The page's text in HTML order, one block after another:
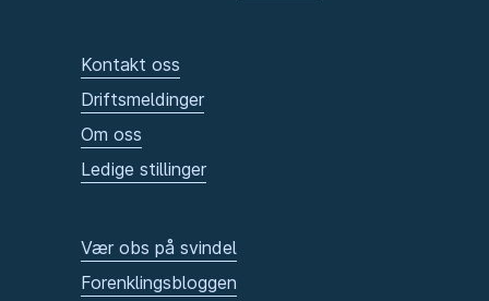
Kontakt oss
Driftsmeldinger
Om oss
Ledige stillinger
Vær obs på svindel
Forenklingsbloggen